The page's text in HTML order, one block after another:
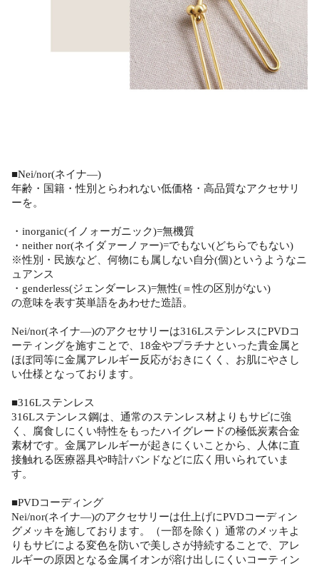
■Nei/nor(ネイナ―)
年齢・国籍・性別とらわれない低価格・高品質なアクセサリ
ーを。
・inorganic(イノォーガニック)=無機質
・neither nor(ネイダァーノァー)=でもない(どちらでもない)
※性別・民族など、何物にも属しない自分(個)というようなニ
ュアンス
・genderless(ジェンダーレス)=無性(＝性の区別がない)
の意味を表す英単語をあわせた造語。
Nei/nor(ネイナ―)のアクセサリーは316LステンレスにPVDコ
ーティングを施すことで、18金やプラチナといった貴金属と
ほぼ同等に金属アレルギー反応がおきにくく、お肌にやさし
い仕様となっております。
■316Lステンレス
316Lステンレス鋼は、通常のステンレス材よりもサビに強
く、腐食しにくい特性をもったハイグレードの極低炭素合金
素材です。金属アレルギーが起きにくいことから、人体に直
接触れる医療器具や時計バンドなどに広く用いられていま
す。
■PVDコーディング
Nei/nor(ネイナ―)のアクセサリーは仕上げにPVDコーディン
グメッキを施しております。（一部を除く）通常のメッキよ
りもサビによる変色を防いで美しさが持続することで、アレ
ルギーの原因となる金属イオンが溶け出しにくいコーティン